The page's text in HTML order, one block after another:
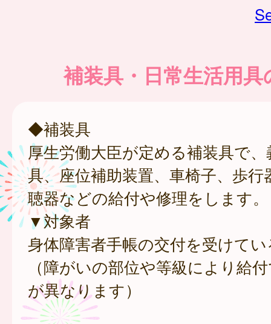
補装具・日常生活用具
◆補装具
厚生労働大臣が定める補装具で
具、座位補助装置、車椅子、歩行
聴器などの給付や修理をします。
▼対象者
身体障害者手帳の交付を受けて
（障がいの部位や等級により給
が異なります）